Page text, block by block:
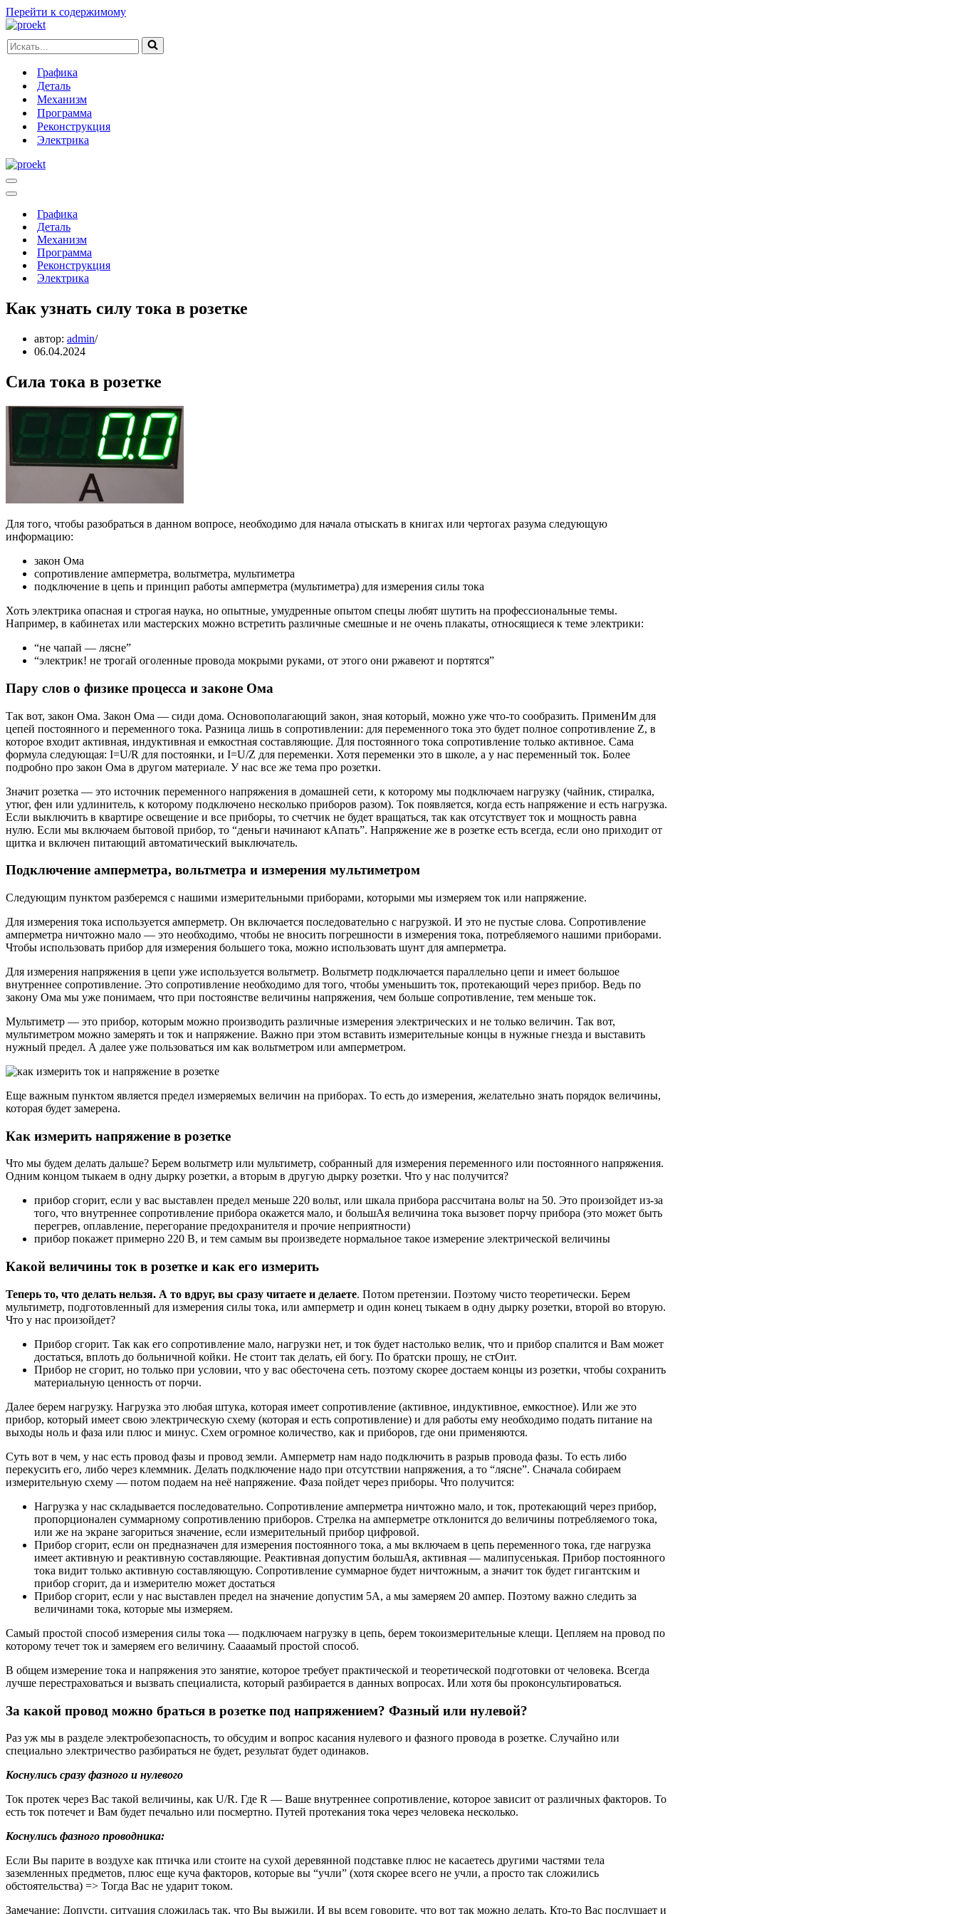
Перейти к содержимому
Искать...
Графика
Деталь
Механизм
Программа
Реконструкция
Электрика
Меню
навигации
Меню
навигацииГрафика
Деталь
Механизм
Программа
Реконструкция
Электрика
Как узнать силу тока в розетке
автор: admin
06.04.2024
Сила тока в розетке
Для того, чтобы разобраться в данном вопросе, необходимо для начала отыскать в книгах или чертогах разума следующую
информацию:
закон Ома
сопротивление амперметра, вольтметра, мультиметра
подключение в цепь и принцип работы амперметра (мультиметра) для измерения силы тока
Хоть электрика опасная и строгая наука, но опытные, умудренные опытом спецы любят шутить на профессиональные темы.
Например, в кабинетах или мастерских можно встретить различные смешные и не очень плакаты, относящиеся к теме электрики:
“не чапай — лясне”
“электрик! не трогай оголенные провода мокрыми руками, от этого они ржавеют и портятся”
Пару слов о физике процесса и законе Ома
Так вот, закон Ома. Закон Ома — сиди дома. Основополагающий закон, зная который, можно уже что-то сообразить. ПрименИм для
цепей постоянного и переменного тока. Разница лишь в сопротивлении: для переменного тока это будет полное сопротивление Z, в
которое входит активная, индуктивная и емкостная составляющие. Для постоянного тока сопротивление только активное. Сама
формула следующая: I=U/R для постоянки, и I=U/Z для переменки. Хотя переменки это в школе, а у нас переменный ток. Более
подробно про закон Ома в другом материале. У нас все же тема про розетки.
Значит розетка — это источник переменного напряжения в домашней сети, к которому мы подключаем нагрузку (чайник, стиралка,
утюг, фен или удлинитель, к которому подключено несколько приборов разом). Ток появляется, когда есть напряжение и есть нагрузка.
Если выключить в квартире освещение и все приборы, то счетчик не будет вращаться, так как отсутствует ток и мощность равна
нулю. Если мы включаем бытовой прибор, то “деньги начинают кАпать”. Напряжение же в розетке есть всегда, если оно приходит от
щитка и включен питающий автоматический выключатель.
Подключение амперметра, вольтметра и измерения мультиметром
Следующим пунктом разберемся с нашими измерительными приборами, которыми мы измеряем ток или напряжение.
Для измерения тока используется амперметр. Он включается последовательно с нагрузкой. И это не пустые слова. Сопротивление
амперметра ничтожно мало — это необходимо, чтобы не вносить погрешности в измерения тока, потребляемого нашими приборами.
Чтобы использовать прибор для измерения большего тока, можно использовать шунт для амперметра.
Для измерения напряжения в цепи уже используется вольтметр. Вольтметр подключается параллельно цепи и имеет большое
внутреннее сопротивление. Это сопротивление необходимо для того, чтобы уменьшить ток, протекающий через прибор. Ведь по
закону Ома мы уже понимаем, что при постоянстве величины напряжения, чем больше сопротивление, тем меньше ток.
Мультиметр — это прибор, которым можно производить различные измерения электрических и не только величин. Так вот,
мультиметром можно замерять и ток и напряжение. Важно при этом вставить измерительные концы в нужные гнезда и выставить
нужный предел. А далее уже пользоваться им как вольтметром или амперметром.
Еще важным пунктом является предел измеряемых величин на приборах. То есть до измерения, желательно знать порядок величины,
которая будет замерена.
Как измерить напряжение в розетке
Что мы будем делать дальше? Берем вольтметр или мультиметр, собранный для измерения переменного или постоянного напряжения.
Одним концом тыкаем в одну дырку розетки, а вторым в другую дырку розетки. Что у нас получится?
прибор сгорит, если у вас выставлен предел меньше 220 вольт, или шкала прибора рассчитана вольт на 50. Это произойдет из-за
того, что внутреннее сопротивление прибора окажется мало, и большАя величина тока вызовет порчу прибора (это может быть
перегрев, оплавление, перегорание предохранителя и прочие неприятности)
прибор покажет примерно 220 В, и тем самым вы произведете нормальное такое измерение электрической величины
Какой величины ток в розетке и как его измерить
Теперь то, что делать нельзя. А то вдруг, вы сразу читаете и делаете. Потом претензии. Поэтому чисто теоретически. Берем
мультиметр, подготовленный для измерения силы тока, или амперметр и один конец тыкаем в одну дырку розетки, второй во вторую.
Что у нас произойдет?
Прибор сгорит. Так как его сопротивление мало, нагрузки нет, и ток будет настолько велик, что и прибор спалится и Вам может
достаться, вплоть до больничной койки. Не стоит так делать, ей богу. По братски прошу, не стОит.
Прибор не сгорит, но только при условии, что у вас обесточена сеть. поэтому скорее достаем концы из розетки, чтобы сохранить
материальную ценность от порчи.
Далее берем нагрузку. Нагрузка это любая штука, которая имеет сопротивление (активное, индуктивное, емкостное). Или же это
прибор, который имеет свою электрическую схему (которая и есть сопротивление) и для работы ему необходимо подать питание на
выходы ноль и фаза или плюс и минус. Схем огромное количество, как и приборов, где они применяются.
Суть вот в чем, у нас есть провод фазы и провод земли. Амперметр нам надо подключить в разрыв провода фазы. То есть либо
перекусить его, либо через клеммник. Делать подключение надо при отсутствии напряжения, а то “лясне”. Сначала собираем
измерительную схему — потом подаем на неё напряжение. Фаза пойдет через приборы. Что получится:
Нагрузка у нас складывается последовательно. Сопротивление амперметра ничтожно мало, и ток, протекающий через прибор,
пропорционален суммарному сопротивлению приборов. Стрелка на амперметре отклонится до величины потребляемого тока,
или же на экране загориться значение, если измерительный прибор цифровой.
Прибор сгорит, если он предназначен для измерения постоянного тока, а мы включаем в цепь переменного тока, где нагрузка
имеет активную и реактивную составляющие. Реактивная допустим большАя, активная — малипусенькая. Прибор постоянного
тока видит только активную составляющую. Сопротивление суммарное будет ничтожным, а значит ток будет гигантским и
прибор сгорит, да и измерителю может достаться
Прибор сгорит, если у нас выставлен предел на значение допустим 5А, а мы замеряем 20 ампер. Поэтому важно следить за
величинами тока, которые мы измеряем.
Самый простой способ измерения силы тока — подключаем нагрузку в цепь, берем токоизмерительные клещи. Цепляем на провод по
которому течет ток и замеряем его величину. Саааамый простой способ.
В общем измерение тока и напряжения это занятие, которое требует практической и теоретической подготовки от человека. Всегда
лучше перестраховаться и вызвать специалиста, который разбирается в данных вопросах. Или хотя бы проконсультироваться.
За какой провод можно браться в розетке под напряжением? Фазный или нулевой?
Раз уж мы в разделе электробезопасность, то обсудим и вопрос касания нулевого и фазного провода в розетке. Случайно или
специально электричество разбираться не будет, результат будет одинаков.
Коснулись сразу фазного и нулевого
Ток протек через Вас такой величины, как U/R. Где R — Ваше внутреннее сопротивление, которое зависит от различных факторов. То
есть ток потечет и Вам будет печально или посмертно. Путей протекания тока через человека несколько.
Коснулись фазного проводника:
Если Вы парите в воздухе как птичка или стоите на сухой деревянной подставке плюс не касаетесь другими частями тела
заземленных предметов, плюс еще куча факторов, которые вы “учли” (хотя скорее всего не учли, а просто так сложились
обстоятельства) => Тогда Вас не ударит током.
Замечание: Допусти, ситуация сложилась так, что Вы выжили. И вы всем говорите, что вот так можно делать. Кто-то Вас послушает и